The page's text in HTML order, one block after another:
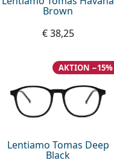
Brown
€ 38,25
Lentiamo Tomas Deep
Black
AKTION −15%